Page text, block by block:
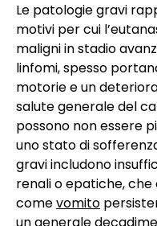
Le patologie gravi
motivi per cui
maligni in stadio
linfomi, spesso
motorie e un
salute generale del
possono non essere
uno stato di
gravi includono
renali o epatiche,
comevomito